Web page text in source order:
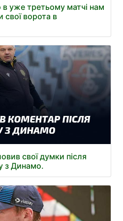
уже третьому матчі нам
свої ворота в
свої думки після
з Динамо.